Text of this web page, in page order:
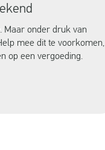
Maar onder druk van
mee dit te voorkomen,
op een vergoeding.